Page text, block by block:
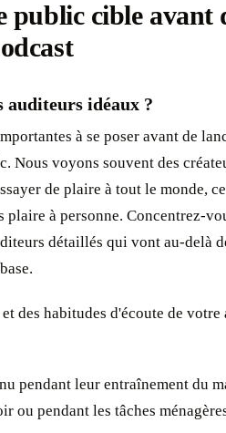
public cible avant
auditeurs idéaux ?
à se poser avant de
Nous voyons souvent des
de plaire à tout le monde,
plaire à personne. Concentrez-
détaillés qui vont au-delà
des habitudes d'écoute de
pendant leur entraînement du
ou pendant les tâches